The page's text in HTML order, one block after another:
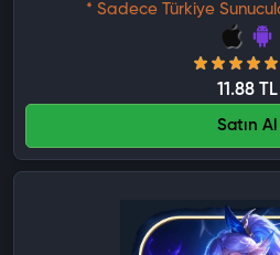
* Sadece Türkiye
11.88 TL
Satın Al